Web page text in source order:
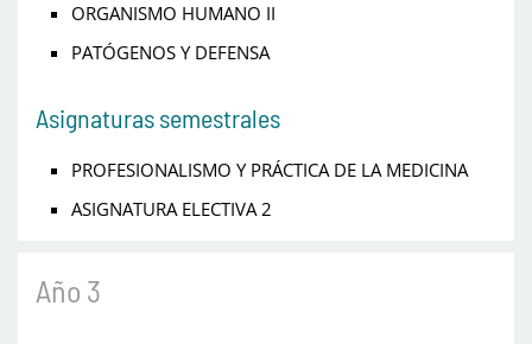
ORGANISMO HUMANO II
PATÓGENOS Y DEFENSA
Asignaturas semestrales
PROFESIONALISMO Y PRÁCTICA DE LA MEDICINA
ASIGNATURA ELECTIVA 2
Año 3